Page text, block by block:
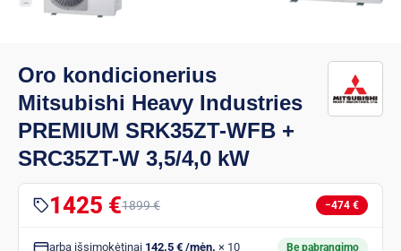
Oro kondicionerius
Mitsubishi Heavy Industries
PREMIUM SRK35ZT-WFB +
SRC35ZT-W 3,5/4,0 kW
1425 €1899 € −474 €
arba išsimokėtinai 142.5 € /mėn. × 10 Be pabrangimo